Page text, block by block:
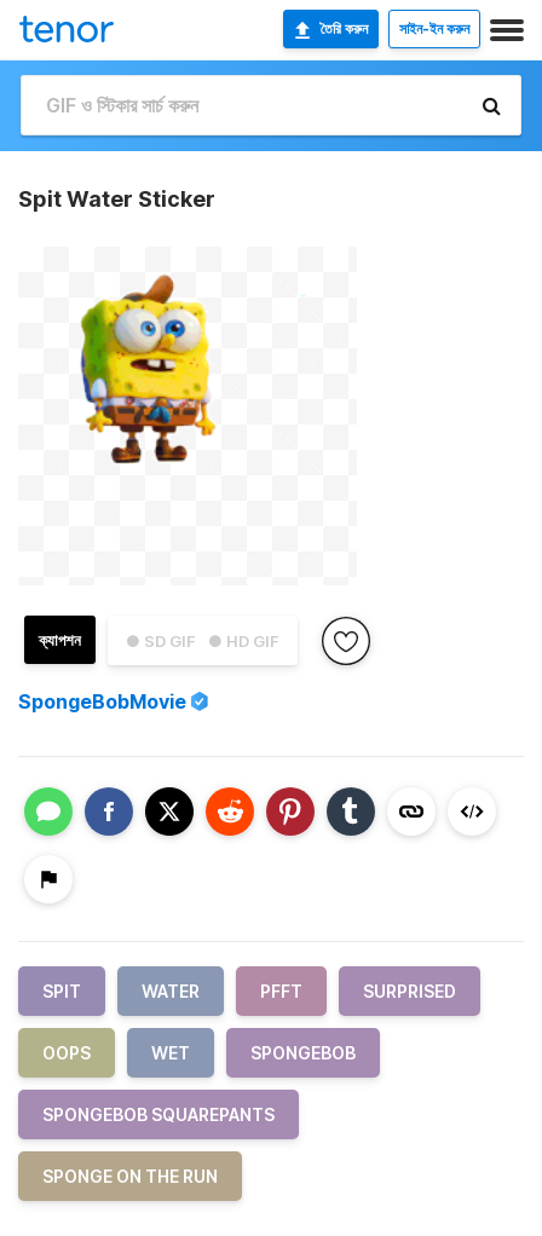
তৈরি করুন সাইন-ইন করুন
Spit Water Sticker
● SD GIF ● HD GIF
ক্যাপশন
SpongeBobMovie
SPIT WATER PFFT SURPRISED
OOPS WET SPONGEBOB
SPONGEBOB SQUAREPANTS
SPONGE ON THE RUN